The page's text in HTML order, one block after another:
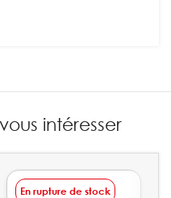
intéresser
En rupture de stock